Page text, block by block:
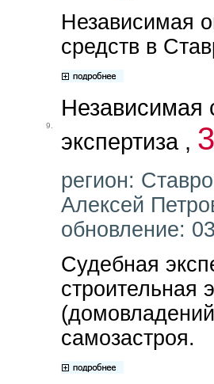
Независимая
средств в
9.
Независимая
экспертиза ,
регион:
Алексей
обновление:
Судебная
строительная
самозастроя.